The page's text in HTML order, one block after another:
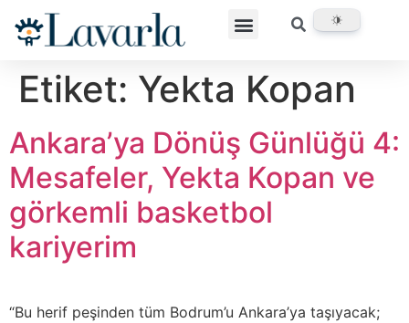
Etiket: Yekta Kopan
Ankara’ya Dönüş Günlüğü 4:
Mesafeler, Yekta Kopan ve
görkemli basketbol
kariyerim
“Bu herif peşinden tüm Bodrum’u Ankara’ya taşıyacak;